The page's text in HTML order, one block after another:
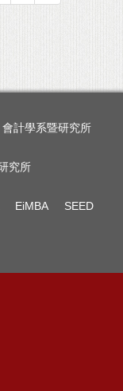
會計學系暨研究所
究所
EiMBA SEED